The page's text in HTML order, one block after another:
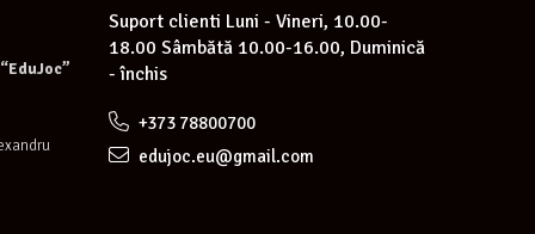
Suport clienti Luni - Vineri, 10.00-
18.00 Sâmbătă 10.00-16.00, Duminică
- închis
+373 78800700
edujoc.eu@gmail.com